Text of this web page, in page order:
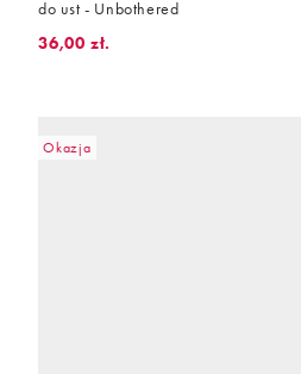
do ust - Unbothered
36,00 zł.
Okazja